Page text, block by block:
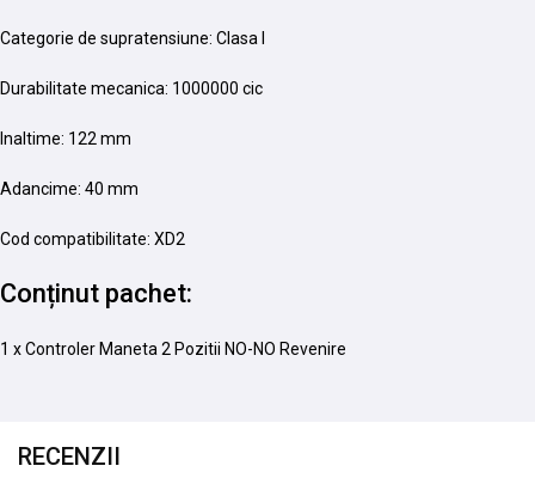
Categorie de supratensiune: Clasa I
Durabilitate mecanica: 1000000 cic
Inaltime: 122 mm
Adancime: 40 mm
Cod compatibilitate: XD2
Conținut pachet:
1 x Controler Maneta 2 Pozitii NO-NO Revenire
RECENZII